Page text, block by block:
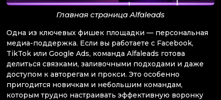
Главная страница Alfaleads
Одна из ключевых фишек площадки — персональная
медиа-поддержка. Если вы работаете с Facebook,
TikTok или Google Ads, команда Alfaleads готова
делиться связками, заливочными подходами и даже
доступом к авторегам и прокси. Это особенно
пригодится новичкам и небольшим командам,
которым трудно настраивать эффективную воронку